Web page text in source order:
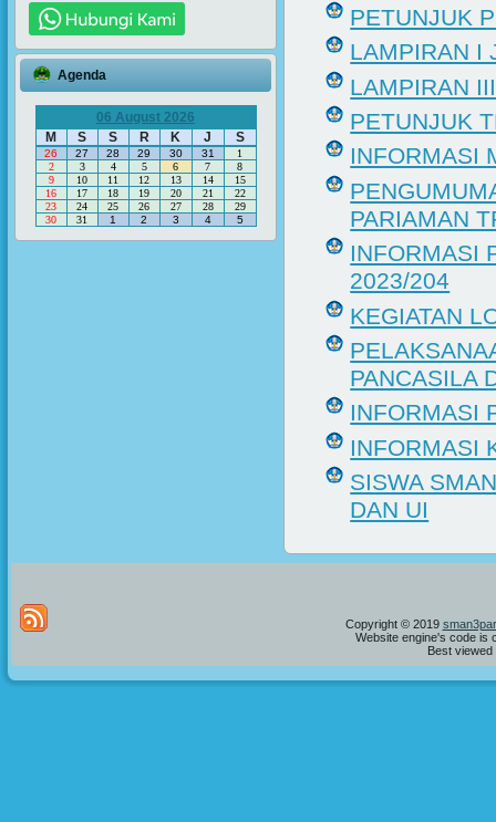
Agenda
06 August 2026
M
S S R K J S
26 27 28 29 30 31
1
2
3 4 5 6 7
8
9
10 11 12 13 14
15
16
17 18 19 20 21
22
23
24 25 26 27 28
29
30
31 1 2 3 4 5
PETUNJUK
LAMPIRAN I
LAMPIRAN
PETUNJUK
INFORMASI
PARIAMAN
INFORMASI
2023/204
KEGIATAN
PANCASILA
INFORMASI
INFORMASI
SISWA
DAN UI
Copyright © 2019
Website engine's code is
Best